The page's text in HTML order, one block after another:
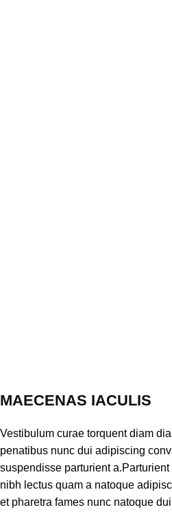
MAECENAS IACULIS
Vestibulum curae torquent diam
penatibus nunc dui adipiscing
suspendisse parturient
nibh lectus quam a natoque
et pharetra fames nunc natoque